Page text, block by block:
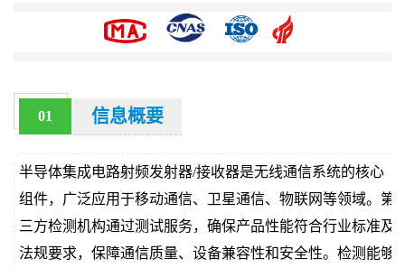
01 信息概要
半导体集成电路射频发射器/接收器是无线通信系统的核心
组件，广泛应用于移动通信、卫星通信、物联网等领域。第
三方检测机构通过测试服务，确保产品性能符合行业标准及
法规要求，保障通信质量、设备兼容性和安全性。检测能够
伪
查